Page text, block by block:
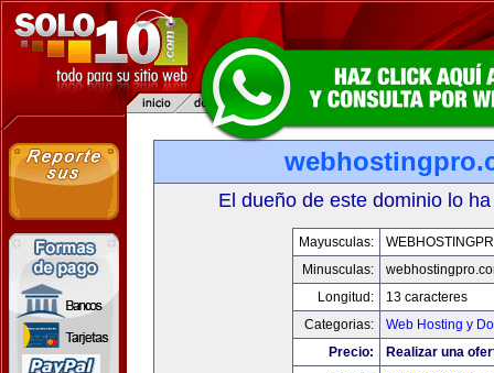
El dueño de este dominio lo
Mayusculas:
Minusculas:
Longitud:
13 caracteres
Categorias:
Web Hosting y
Precio:
Realizar una